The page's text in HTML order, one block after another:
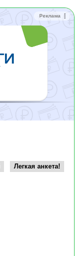
Реклама
Легкая анкета!